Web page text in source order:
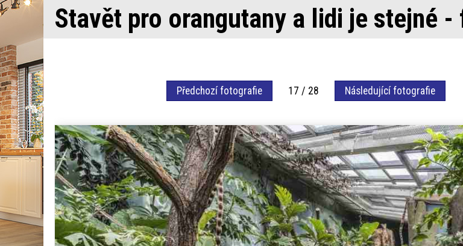
Stavět pro orangutany a lidi je stejné
Předchozí fotografie 17 / 28 Následující fotografie